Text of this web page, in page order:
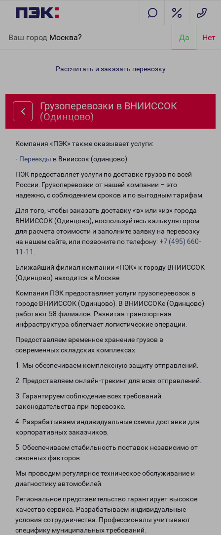
Ваш город Москва? Да Нет
(Одинцово)
Рассчитать и заказать перевозку
Грузоперевозки в ВНИИССОК
(Одинцово)
Компания «ПЭК» также оказывает услуги:
- Переезды в Внииссок (одинцово)
ПЭК предоставляет услуги по доставке грузов по всей
России. Грузоперевозки от нашей компании – это
надежно, с соблюдением сроков и по выгодным тарифам.
Для того, чтобы заказать доставку «в» или «из» города
ВНИИССОК (Одинцово), воспользуйтесь калькулятором
для расчета стоимости и заполните заявку на перевозку
на нашем сайте, или позвоните по телефону: +7 (495) 660-
11-11
Ближайший филиал компании «ПЭК» к городу ВНИИССОК
(Одинцово) находится в Москве.
Компания ПЭК предоставляет услуги грузоперевозок в
городе ВНИИССОК (Одинцово). В ВНИИССОКе (Одинцово)
работают 58 филиалов. Развитая транспортная
инфраструктура облегчает логистические операции.
Предоставляем временное хранение грузов в
современных складских комплексах.
1. Мы обеспечиваем комплексную защиту отправлений.
2. Предоставляем онлайн-трекинг для всех отправлений.
3. Гарантируем соблюдение всех требований
законодательства при перевозке.
4. Разрабатываем индивидуальные схемы доставки для
корпоративных заказчиков.
5. Обеспечиваем стабильность поставок независимо от
сезонных факторов.
Мы проводим регулярное техническое обслуживание и
диагностику автомобилей.
Региональное представительство гарантирует высокое
качество сервиса. Разрабатываем индивидуальные
условия сотрудничества. Профессионалы учитывают
специфику муниципальных требований.